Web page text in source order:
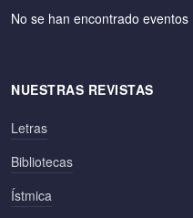
No se han encontrado eventos
NUESTRAS REVISTAS
Letras
Bibliotecas
Ístmica